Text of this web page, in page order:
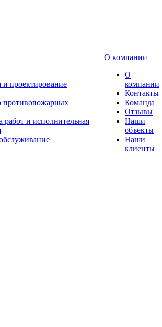
и проектирование
противопожарных
работ и исполнительная
О компании
О
компании
Контакты
Команда
Отзывы
Наши
объекты
Наши
клиенты